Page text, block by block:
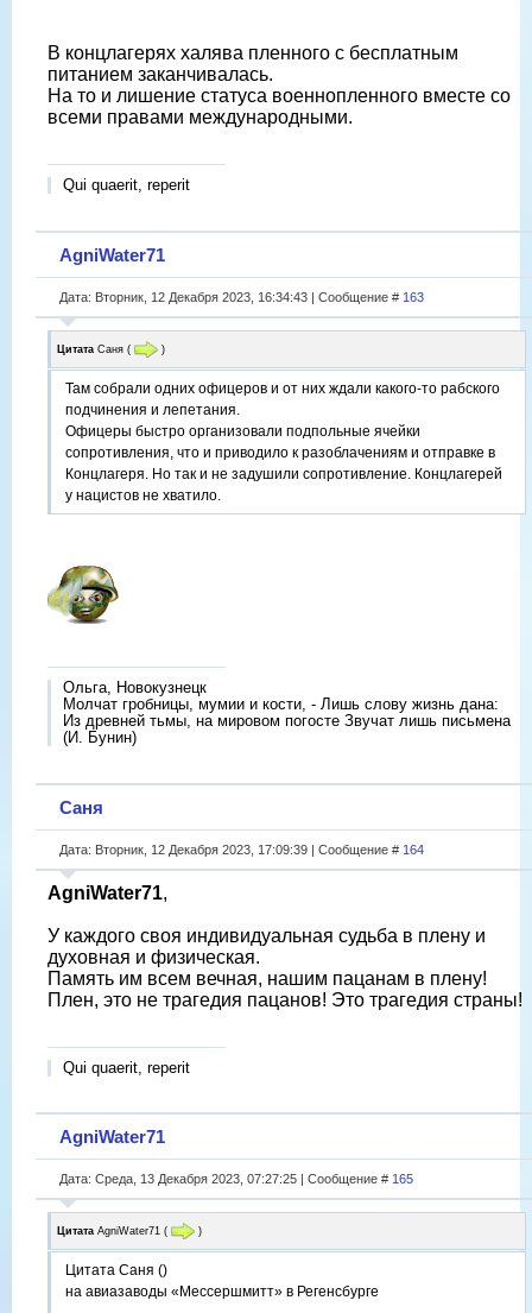
В концлагерях халява пленного с бесплатным
питанием заканчивалась.
На то и лишение статуса военнопленного вместе со
всеми правами международными.
Qui quaerit, reperit
AgniWater71
Дата: Вторник, 12 Декабря 2023, 16:34:43 | Сообщение # 163
Цитата Саня ( )
Там собрали одних офицеров и от них ждали какого-то рабского
подчинения и лепетания.
Офицеры быстро организовали подпольные ячейки
сопротивления, что и приводило к разоблачениям и отправке в
Концлагеря. Но так и не задушили сопротивление. Концлагерей
у нацистов не хватило.
Ольга, Новокузнецк
Молчат гробницы, мумии и кости, - Лишь слову жизнь дана:
Из древней тьмы, на мировом погосте Звучат лишь письмена
(И. Бунин)
Саня
Дата: Вторник, 12 Декабря 2023, 17:09:39 | Сообщение # 164
AgniWater71,
У каждого своя индивидуальная судьба в плену и
духовная и физическая.
Память им всем вечная, нашим пацанам в плену!
Плен, это не трагедия пацанов! Это трагедия страны!
Qui quaerit, reperit
AgniWater71
Дата: Среда, 13 Декабря 2023, 07:27:25 | Сообщение # 165
Цитата AgniWater71 ( )
Цитата Саня ()
на авиазаводы «Мессершмитт» в Регенсбурге